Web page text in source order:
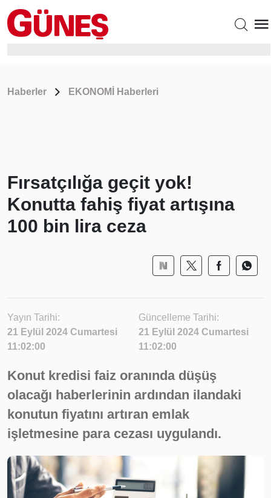
Haberler EKONOMİ Haberleri
Fırsatçılığa geçit yok!
Konutta fahiş fiyat artışına
100 bin lira ceza
Yayın Tarihi:
21 Eylül 2024 Cumartesi
11:02:00
Güncelleme Tarihi:
21 Eylül 2024 Cumartesi
11:02:00
Konut kredisi faiz oranında düşüş
olacağı haberlerinin ardından ilandaki
konutun fiyatını artıran emlak
işletmesine para cezası uygulandı.